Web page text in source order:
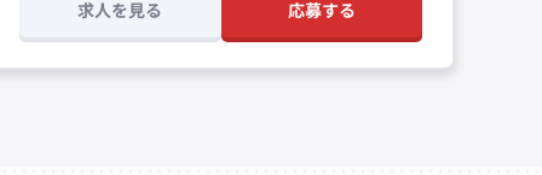
求人を見る 応募する